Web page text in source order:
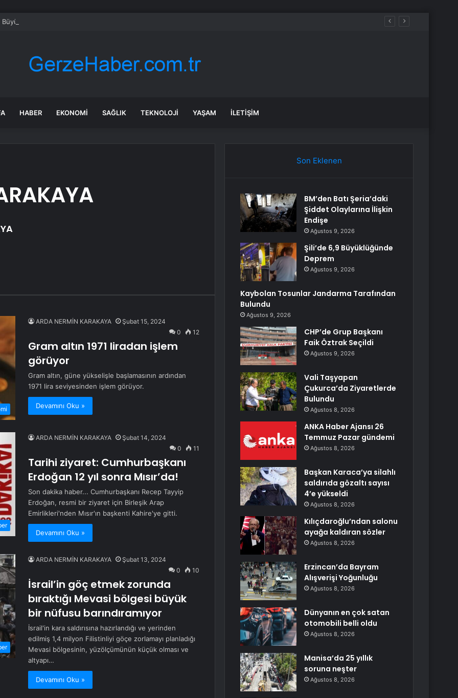
Büyüklüğünde Deprem
HABER EKONOMI SAĞLIK TEKNOLOJI YAŞAM İLETIŞIM
ARDA NERMİN KARAKAYA
Şubat 15, 2024
0
12
Gram altın 1971 liradan işlem
görüyor
Gram altın, güne yükselişle başlamasının ardından
1971 lira seviyesinden işlem görüyor.
Devamını Oku »
ARDA NERMİN KARAKAYA
Şubat 14, 2024
0
11
Tarihi ziyaret: Cumhurbaşkanı
Erdoğan 12 yıl sonra Mısır’da!
Son dakika haber... Cumhurbaşkanı Recep Tayyip
Erdoğan, resmi bir ziyaret için Birleşik Arap
Emirlikleri'nden Mısır'ın başkenti Kahire'ye gitti.
Devamını Oku »
ARDA NERMİN KARAKAYA
Şubat 13, 2024
0
10
İsrail’in göç etmek zorunda
bıraktığı Mevasi bölgesi büyük
bir nüfusu barındıramıyor
İsrail'in kara saldırısına hazırlandığı ve yerinden
edilmiş 1,4 milyon Filistinliyi göçe zorlamayı planladığı
Mevasi bölgesinin, yüzölçümünün küçük olması ve
altyapı…
Devamını Oku »
Son Eklenen
BM’den Batı Şeria’daki
Şiddet Olaylarına İlişkin
Endişe
Ağustos 9, 2026
Şili’de 6,9 Büyüklüğünde
Deprem
Ağustos 9, 2026
Kaybolan Tosunlar Jandarma Tarafından
Bulundu
Ağustos 9, 2026
CHP’de Grup Başkanı
Faik Öztrak Seçildi
Ağustos 9, 2026
Vali Taşyapan
Çukurca’da Ziyaretlerde
Bulundu
Ağustos 8, 2026
ANKA Haber Ajansı 26
Temmuz Pazar gündemi
Ağustos 8, 2026
Başkan Karaca’ya silahlı
saldırıda gözaltı sayısı
4’e yükseldi
Ağustos 8, 2026
Kılıçdaroğlu’ndan salonu
ayağa kaldıran sözler
Ağustos 8, 2026
Erzincan’da Bayram
Alışverişi Yoğunluğu
Ağustos 8, 2026
Dünyanın en çok satan
otomobili belli oldu
Ağustos 8, 2026
Manisa’da 25 yıllık
soruna neşter
Ağustos 8, 2026